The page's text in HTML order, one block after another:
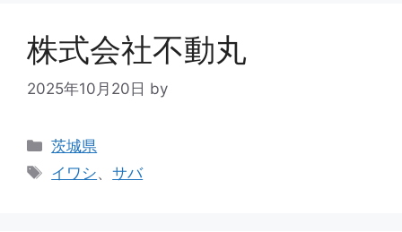
株式会社不動丸
2025年10月20日 by
茨城県
イワシ、サバ